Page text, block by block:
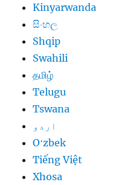
Kinyarwanda
සිංහල
Shqip
Swahili
தமிழ்
Telugu
Tswana
اردو
Oʻzbek
Tiếng Việt
Xhosa